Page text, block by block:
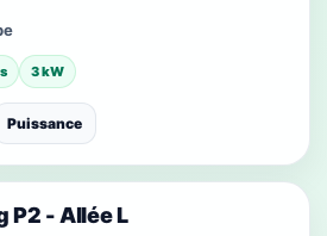
3 kW
Puissance
P2 - Allée L